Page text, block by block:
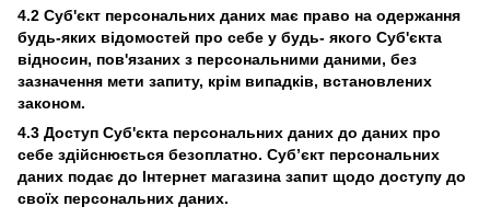
4.2 Суб'єкт персональних даних має право на одержання
будь-яких відомостей про себе у будь- якого Суб'єкта
відносин, пов'язаних з персональними даними, без
зазначення мети запиту, крім випадків, встановлених
законом.
4.3 Доступ Суб'єкта персональних даних до даних про
себе здійснюється безоплатно. Суб’єкт персональних
даних подає до Інтернет магазина запит щодо доступу до
своїх персональних даних.